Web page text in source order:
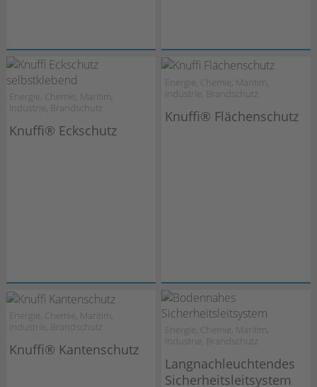
Energie, Chemie, Maritim,
Industrie, Brandschutz
Knuffi® Eckschutz
Energie, Chemie, Maritim,
Industrie, Brandschutz
Knuffi® Flächenschutz
Energie, Chemie, Maritim,
Industrie, Brandschutz
Knuffi® Kantenschutz
Energie, Chemie, Maritim,
Industrie, Brandschutz
Langnachleuchtendes
Sicherheitsleitsystem